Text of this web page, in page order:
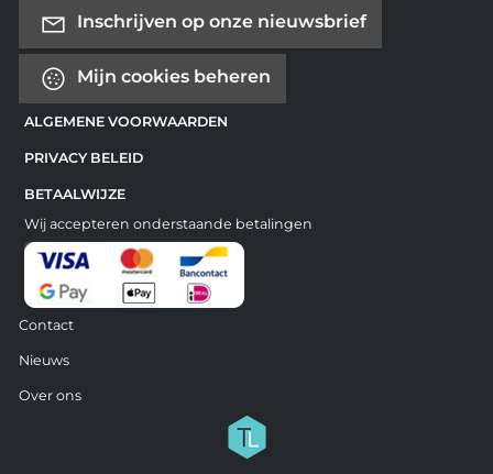
Inschrijven op onze nieuwsbrief
Mijn cookies beheren
ALGEMENE VOORWAARDEN
PRIVACY BELEID
BETAALWIJZE
Wij accepteren onderstaande betalingen
Contact
Nieuws
Over ons